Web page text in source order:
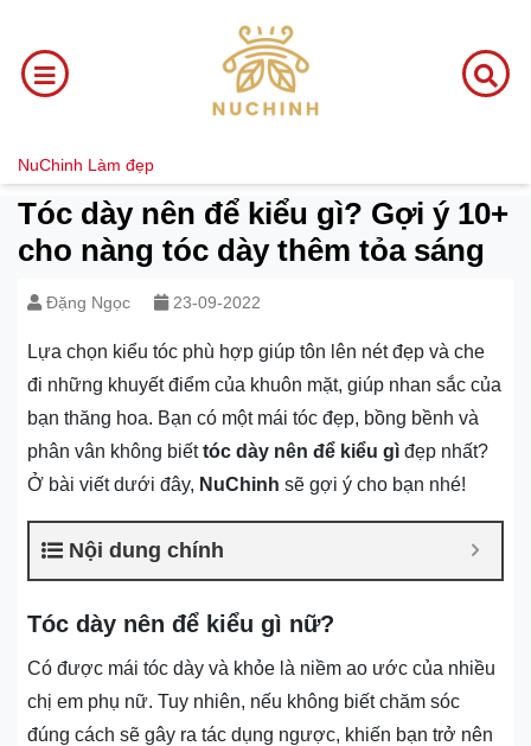
NuChinh Làm đẹp
Tóc dày nên để kiểu gì? Gợi ý 10+
cho nàng tóc dày thêm tỏa sáng
Đặng Ngọc 23-09-2022
Lựa chọn kiểu tóc phù hợp giúp tôn lên nét đẹp và che
đi những khuyết điểm của khuôn mặt, giúp nhan sắc của
bạn thăng hoa. Bạn có một mái tóc đẹp, bồng bềnh và
phân vân không biếttóc dày nên để kiểu gì đẹp nhất?
Ở bài viết dưới đây, NuChinh sẽ gợi ý cho bạn nhé!
Nội dung chính
Tóc dày nên để kiểu gì nữ?
Có được mái tóc dày và khỏe là niềm ao ước của nhiều
chị em phụ nữ. Tuy nhiên, nếu không biết chăm sóc
đúng cách sẽ gây ra tác dụng ngược, khiến bạn trở nên